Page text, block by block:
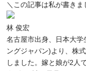
＼この記事は私が書きま
林 俊宏
名古屋市出身、日本大
ングジャパン)より、株
しました。嫁と娘が2人